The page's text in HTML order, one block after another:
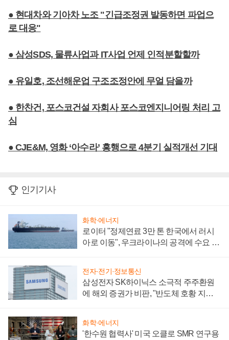
● 현대차와 기아차 노조 "긴급조정권 발동하면 파업으
로 대응"
● 삼성SDS, 물류사업과 IT사업 언제 인적분할할까
● 유일호, 조선해운업 구조조정안에 무얼 담을까
● 한찬건, 포스코건설 자회사 포스코엔지니어링 처리 고
심
● CJE&M, 영화 ‘아수라’ 흥행으로 4분기 실적개선 기대
인기기사
화학·에너지
로이터 "정제연료 3만 톤 한국에서 러시
아로 이동", 우크라이나의 공격에 수요 늘
전자·전기·정보통신
삼성전자 SK하이닉스 소극적 주주환원
에 해외 증권가 비판, "반도체 호황 지속
화학·에너지
'한수원 협력사' 미국 오클로 SMR 연구용